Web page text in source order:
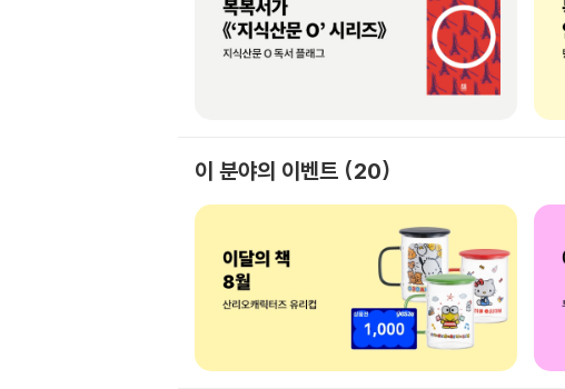
이 분야의 이벤트 20